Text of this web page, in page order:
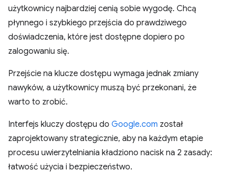
użytkownicy najbardziej cenią sobie wygodę. Chcą
płynnego i szybkiego przejścia do prawdziwego
doświadczenia, które jest dostępne dopiero po
zalogowaniu się.
Przejście na klucze dostępu wymaga jednak zmiany
nawyków, a użytkownicy muszą być przekonani, że
warto to zrobić.
Interfejs kluczy dostępu do Google.com został
zaprojektowany strategicznie, aby na każdym etapie
procesu uwierzytelniania kładziono nacisk na 2 zasady:
łatwość użycia i bezpieczeństwo.